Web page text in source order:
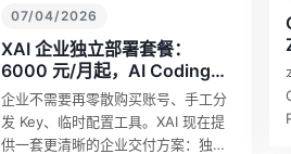
07/04/2026
XAI 企业独立部署套餐：
6000 元/月起，AI Coding、
企业 API 与生图修图一次交付
企业不需要再零散购买账号、手工分
发 Key、临时配置工具。XAI 现在提
供一套更清晰的企业交付方案：独立